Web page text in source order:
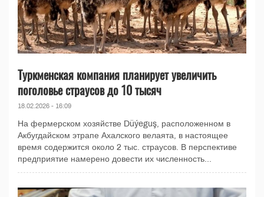
Туркменская компания планирует увеличить
поголовье страусов до 10 тысяч
18.02.2026 - 16:09
На фермерском хозяйстве Düýeguş, расположенном в
Акбугдайском этрапе Ахалского велаята, в настоящее
время содержится около 2 тыс. страусов. В перспективе
предприятие намерено довести их численность...